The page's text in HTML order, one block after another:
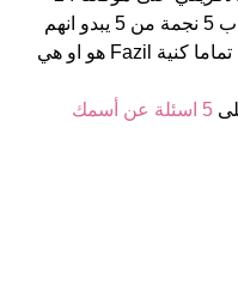
الأشخاص بأسم Fazil (قدر اسمائهم ب 5 نجمة من 5 يبدو انهم
راضون جدا. فى الخارج هذا أسم جيد تماما كنية Fazil هو او هي
5 اسئلة عن أسمك